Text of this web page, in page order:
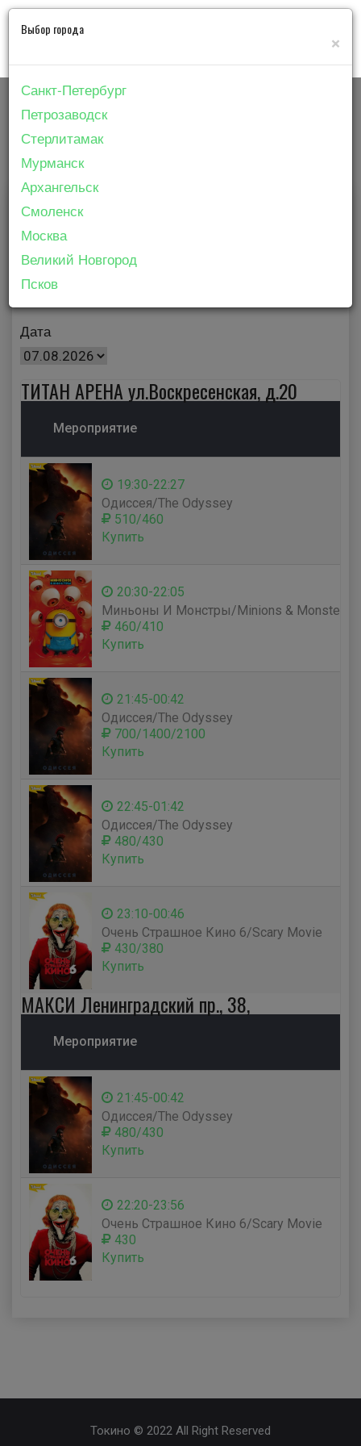
Расписание в городе
Архангельск
Адрес
Фильм
Дата
ТИТАН АРЕНА ул.Воскресенская, д.20
Мероприятие
19:30-22:27
Одиссея/The Odyssey
510/460
Купить
20:30-22:05
Миньоны И Монстры/Minions & Monsters
460/410
Купить
21:45-00:42
Одиссея/The Odyssey
700/1400/2100
Купить
22:45-01:42
Одиссея/The Odyssey
480/430
Купить
23:10-00:46
Очень Страшное Кино 6/Scary Movie
430/380
Купить
МАКСИ Ленинградский пр., 38,
Мероприятие
21:45-00:42
Одиссея/The Odyssey
480/430
Купить
22:20-23:56
Очень Страшное Кино 6/Scary Movie
430
Купить
Токино © 2022 All Right Reserved
Выбор города
×
Санкт-Петербург
Петрозаводск
Стерлитамак
Мурманск
Архангельск
Смоленск
Москва
Великий Новгород
Псков